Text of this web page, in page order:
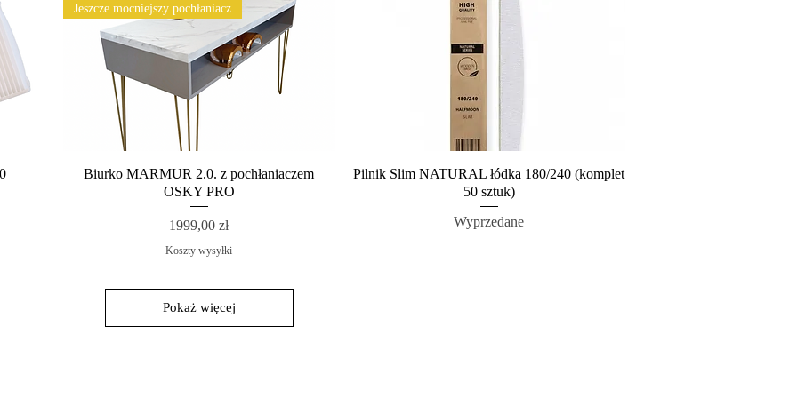
Podgląd
Jeszcze mocniejszy pochłaniacz
Biurko MARMUR 2.0. z pochłaniaczem
OSKY PRO
Cena
1999,00 zł
Koszty wysyłki
Podgląd
Pilnik Slim NATURAL łódka 180/240 (komplet
50 sztuk)
Wyprzedane
Pokaż więcej